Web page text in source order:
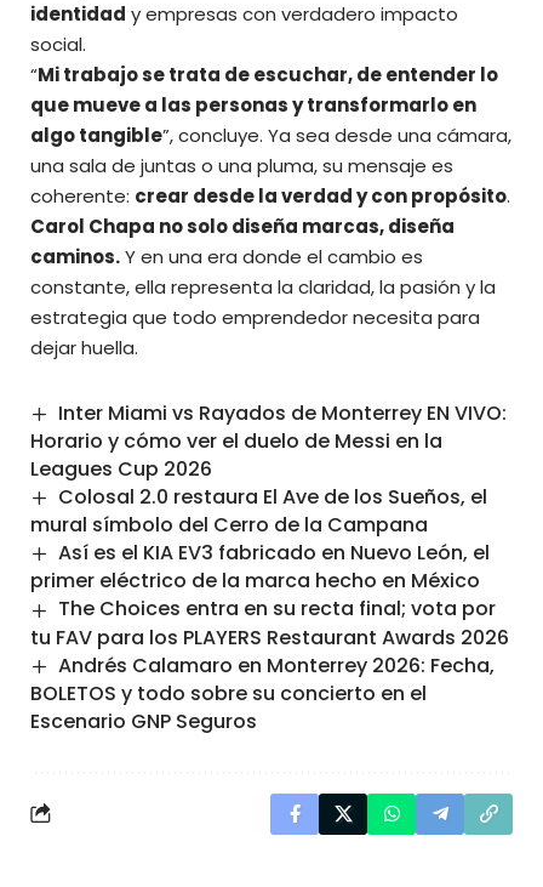
identidad y empresas con verdadero impacto
social.
“Mi trabajo se trata de escuchar, de entender lo
que mueve a las personas y transformarlo en
algo tangible”, concluye. Ya sea desde una cámara,
una sala de juntas o una pluma, su mensaje es
coherente: crear desde la verdad y con propósito.
Carol Chapa no solo diseña marcas, diseña
caminos.Y en una era donde el cambio es
constante, ella representa la claridad, la pasión y la
estrategia que todo emprendedor necesita para
dejar huella.
Inter Miami vs Rayados de Monterrey EN VIVO:
Horario y cómo ver el duelo de Messi en la
Leagues Cup 2026
Colosal 2.0 restaura El Ave de los Sueños, el
mural símbolo del Cerro de la Campana
Así es el KIA EV3 fabricado en Nuevo León, el
primer eléctrico de la marca hecho en México
The Choices entra en su recta final; vota por
tu FAV para los PLAYERS Restaurant Awards 2026
Andrés Calamaro en Monterrey 2026: Fecha,
BOLETOS y todo sobre su concierto en el
Escenario GNP Seguros